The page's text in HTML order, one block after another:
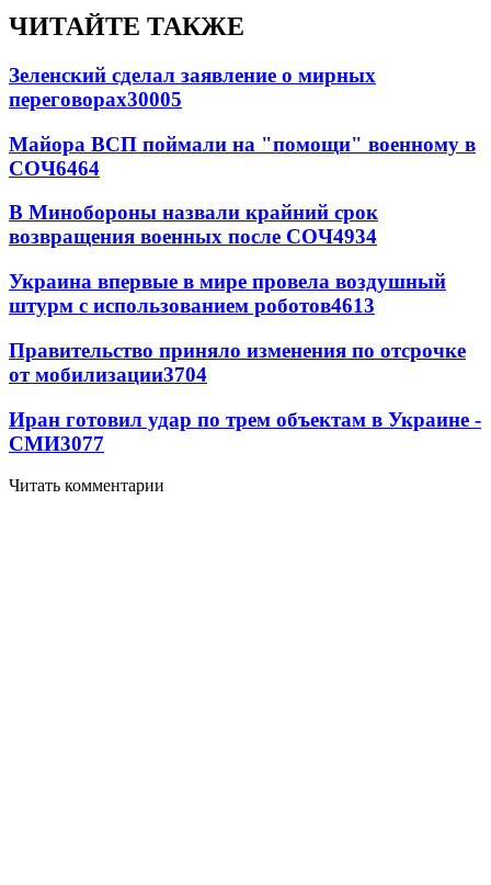
ЧИТАЙТЕ ТАКЖЕ
Зеленский сделал заявление о мирных
переговорах30005
Майора ВСП поймали на "помощи" военному в
СОЧ6464
В Минобороны назвали крайний срок
возвращения военных после СОЧ4934
Украина впервые в мире провела воздушный
штурм с использованием роботов4613
Правительство приняло изменения по отсрочке
от мобилизации3704
Иран готовил удар по трем объектам в Украине -
СМИ3077
Читать комментарии